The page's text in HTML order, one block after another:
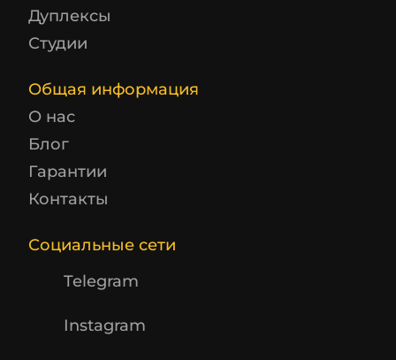
Дуплексы
Студии
Общая информация
О нас
Блог
Гарантии
Контакты
Социальные сети
Telegram
Instagram